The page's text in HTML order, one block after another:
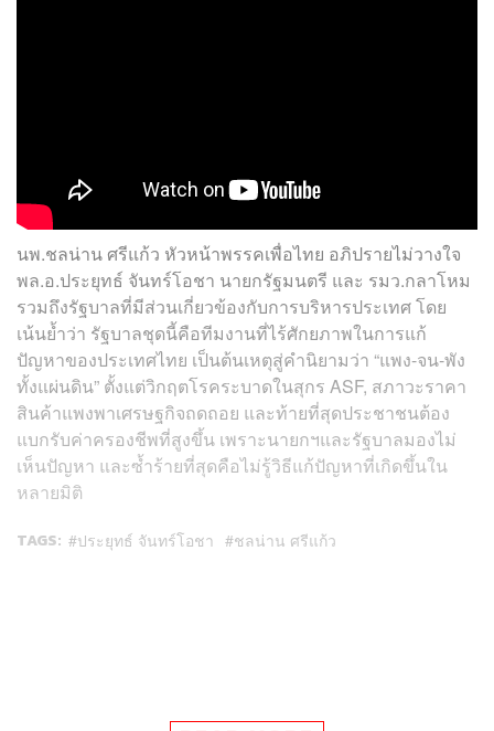
นพ.ชลน่าน ศรีแก้ว หัวหน้าพรรคเพื่อไทย อภิปรายไม่วางใจ
พล.อ.ประยุทธ์ จันทร์โอชา นายกรัฐมนตรี และ รมว.กลาโหม
รวมถึงรัฐบาลที่มีส่วนเกี่ยวข้องกับการบริหารประเทศ โดย
เน้นย้ำว่า รัฐบาลชุดนี้คือทีมงานที่ไร้ศักยภาพในการแก้
ปัญหาของประเทศไทย เป็นต้นเหตุสู่คำนิยามว่า “แพง-จน-พัง
ทั้งแผ่นดิน” ตั้งแต่วิกฤตโรคระบาดในสุกร ASF, สภาวะราคา
สินค้าแพงพาเศรษฐกิจถดถอย และท้ายที่สุดประชาชนต้อง
แบกรับค่าครองชีพที่สูงขึ้น เพราะนายกฯและรัฐบาลมองไม่
เห็นปัญหา และซ้ำร้ายที่สุดคือไม่รู้วิธีแก้ปัญหาที่เกิดขึ้นใน
หลายมิติ
TAGS: ประยุทธ์ จันทร์โอชา ชลน่าน ศรีแก้ว